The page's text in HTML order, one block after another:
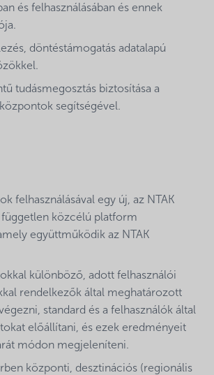
és felhasználásában és ennek
döntéstámogatás adatalapú
tudásmegosztás biztosítása a
segítségével.
felhasználásával egy új, az NTAK
közcélú platform
együttműködik az NTAK
különböző, adott felhasználói
rendelkezők által meghatározott
standard és a felhasználók által
előállítani, és ezek eredményeit
módon megjeleníteni.
központi, desztinációs (regionális